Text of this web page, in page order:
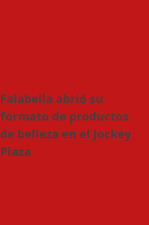
Falabella abrió su
formato de productos
de belleza en el Jockey
Plaza